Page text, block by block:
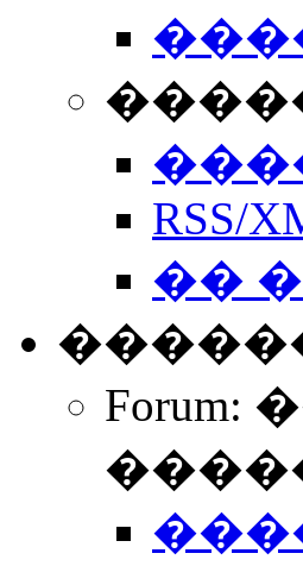
RSS/
��